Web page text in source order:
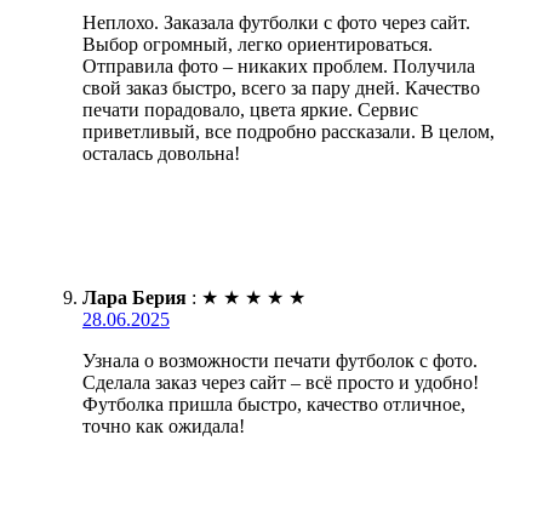
Неплохо. Заказала футболки с фото через сайт.
Выбор огромный, легко ориентироваться.
Отправила фото – никаких проблем. Получила
свой заказ быстро, всего за пару дней. Качество
печати порадовало, цвета яркие. Сервис
приветливый, все подробно рассказали. В целом,
осталась довольна!
Лара Берия : ★ ★ ★ ★ ★
28.06.2025
Узнала о возможности печати футболок с фото.
Сделала заказ через сайт – всё просто и удобно!
Футболка пришла быстро, качество отличное,
точно как ожидала!